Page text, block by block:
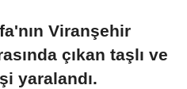
Viranşehir
çıkan taşlı ve
yaralandı.